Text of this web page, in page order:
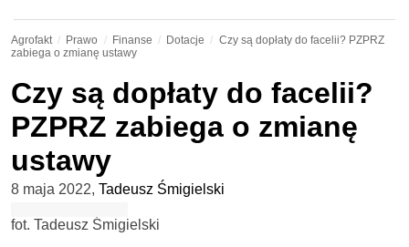
Agrofakt Prawo Finanse Dotacje
Czy są dopłaty do facelii? PZPRZ
zabiega o zmianę ustawy
Czy są dopłaty do facelii?
PZPRZ zabiega o zmianę
ustawy
8 maja 2022, Tadeusz Śmigielski
fot. Tadeusz Śmigielski